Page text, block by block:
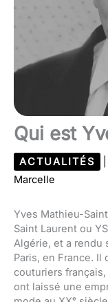
Qui est
ACTUALITÉS
Marcelle
Yves Mathieu-
Saint Laurent ou
Algérie, et a rendu
Paris, en France. Il
couturiers
ont laissé une